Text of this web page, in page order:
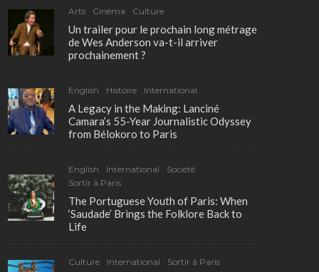
Arts Cinéma Culture
Un trailer pour le prochain long métrage
de Wes Anderson va-t-il arriver
prochainement ?
English Histoire International
A Legacy in the Making: Lanciné
Camara’s 55-Year Journalistic Odyssey
from Bélokoro to Paris
English International
Société
Sortir à Paris
The Portuguese Youth of Paris: When
‘Saudade’ Brings the Folklore Back to
Life
Culture International Sortir à Paris